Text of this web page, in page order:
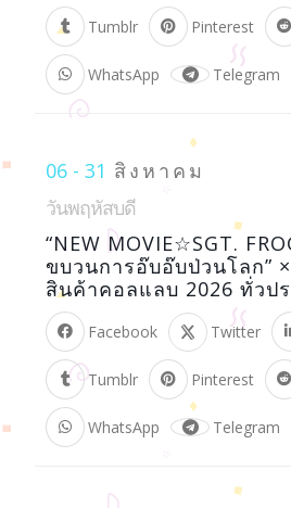
Tumblr Pinterest
WhatsApp Telegram
06 - 31 สิงหาคม
วันพฤหัสบดี
“NEW MOVIE☆SGT.
ขบวนการอ๊บอ๊บป่วนโลก”
สินค้าคอลแลบ 2026 ทั่วป
Facebook Twitter
Tumblr Pinterest
WhatsApp Telegram